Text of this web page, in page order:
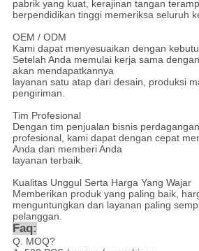
pabrik yang kuat, kerajinan tangan
berpendidikan tinggi memeriksa seluruh
OEM / ODM
Kami dapat menyesuaikan dengan
Setelah Anda memulai kerja sama
akan mendapatkannya
layanan satu atap dari desain, produksi
pengiriman.
Tim Profesional
Dengan tim penjualan bisnis
profesional, kami dapat dengan cepat
Anda dan memberi Anda
layanan terbaik.
Kualitas Unggul Serta Harga Yang Wajar
Memberikan produk yang paling baik,
menguntungkan dan layanan paling
pelanggan.
Faq:
Q. MOQ?